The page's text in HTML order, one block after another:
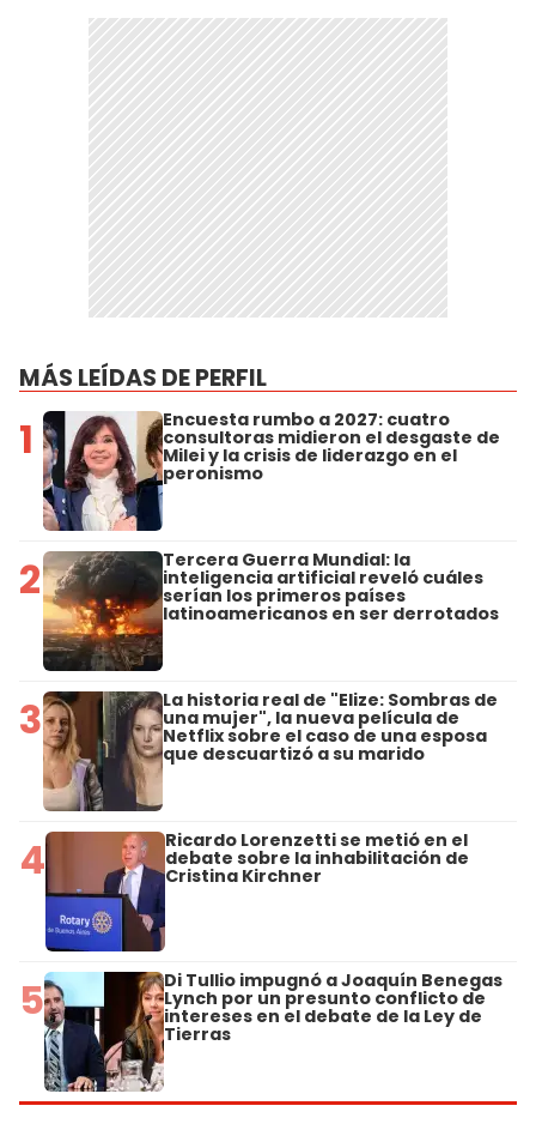
MÁS LEÍDAS DE PERFIL
1 Encuesta rumbo a 2027: cuatro
consultoras midieron el desgaste de
Milei y la crisis de liderazgo en el
peronismo
2 Tercera Guerra Mundial: la
inteligencia artificial reveló cuáles
serían los primeros países
latinoamericanos en ser derrotados
3 La historia real de "Elize: Sombras de
una mujer", la nueva película de
Netflix sobre el caso de una esposa
que descuartizó a su marido
4 Ricardo Lorenzetti se metió en el
debate sobre la inhabilitación de
Cristina Kirchner
5 Di Tullio impugnó a Joaquín Benegas
Lynch por un presunto conflicto de
intereses en el debate de la Ley de
Tierras